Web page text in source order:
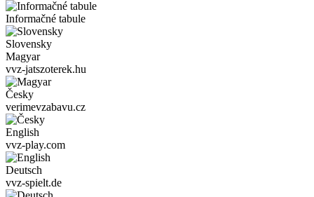
Informačné tabule
Slovensky
Magyar
vvz-jatszoterek.hu
Česky
verimevzabavu.cz
English
vvz-play.com
Deutsch
vvz-spielt.de